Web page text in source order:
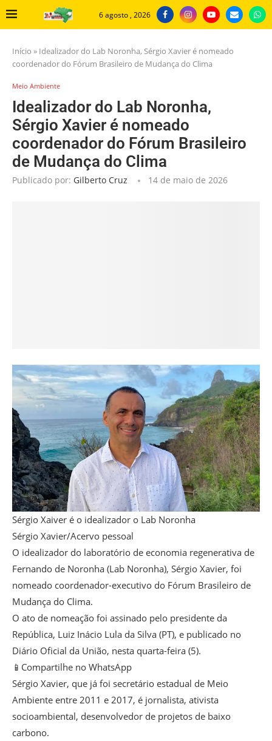
6 agosto , 2026
Início » Idealizador do Lab Noronha, Sérgio Xavier é nomeado
coordenador do Fórum Brasileiro de Mudança do Clima
Meio Ambiente
Idealizador do Lab Noronha,
Sérgio Xavier é nomeado
coordenador do Fórum Brasileiro
de Mudança do Clima
Publicado por: Gilberto Cruz 14 de maio de 2026
Sérgio Xaiver é o idealizador o Lab Noronha
Sérgio Xavier/Acervo pessoal
O idealizador do laboratório de economia regenerativa de
Fernando de Noronha (Lab Noronha), Sérgio Xavier, foi
nomeado coordenador-executivo do Fórum Brasileiro de
Mudança do Clima.
O ato de nomeação foi assinado pelo presidente da
República, Luiz Inácio Lula da Silva (PT), e publicado no
Diário Oficial da União, nesta quarta-feira (5).
📱Compartilhe no WhatsApp
Sérgio Xavier, que já foi secretário estadual de Meio
Ambiente entre 2011 e 2017, é jornalista, ativista
socioambiental, desenvolvedor de projetos de baixo
carbono.